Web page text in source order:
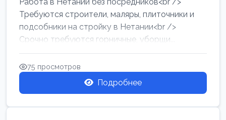
Требуются строители, маляры, плиточники и
подсобники на стройку в Нетании<br />
Срочно требуются горничные, уборщи...
75 просмотров
Подробнее